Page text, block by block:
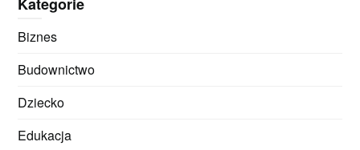
Biznes
Budownictwo
Dziecko
Edukacja